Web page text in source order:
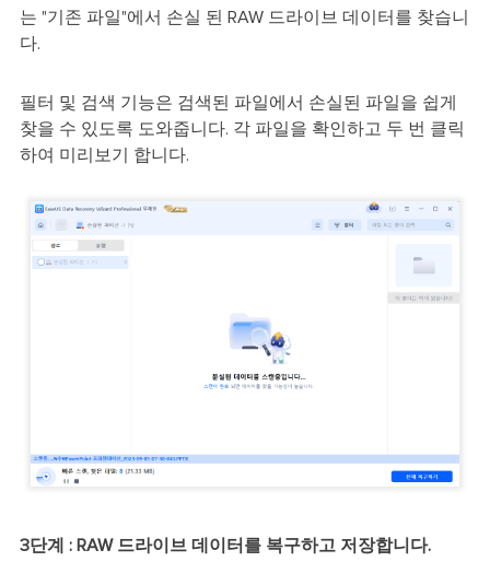
는 "기존 파일"에서 손실 된 RAW 드라이브 데이터를 찾습니
다.
필터 및 검색 기능은 검색된 파일에서 손실된 파일을 쉽게
찾을 수 있도록 도와줍니다. 각 파일을 확인하고 두 번 클릭
하여 미리보기 합니다.
3단계 : RAW 드라이브 데이터를 복구하고 저장합니다.